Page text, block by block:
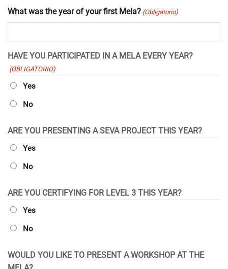
barra
AAAA
What was the year of your first Mela? (Obligatorio)
HAVE YOU PARTICIPATED IN A MELA EVERY YEAR?
(OBLIGATORIO)
Yes
No
ARE YOU PRESENTING A SEVA PROJECT THIS YEAR?
Yes
No
ARE YOU CERTIFYING FOR LEVEL 3 THIS YEAR?
Yes
No
WOULD YOU LIKE TO PRESENT A WORKSHOP AT THE